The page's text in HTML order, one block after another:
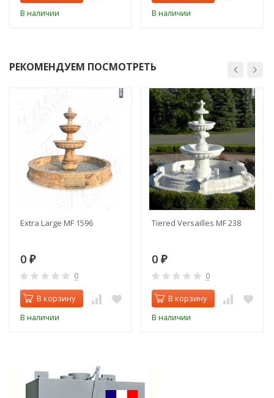
В наличии В наличии
РЕКОМЕНДУЕМ ПОСМОТРЕТЬ
Extra Large MF 1596
0 ₽
0
В корзину
В наличии
Tiered Versailles MF 238
0 ₽
0
В корзину
В наличии